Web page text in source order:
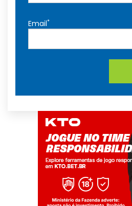
Email*